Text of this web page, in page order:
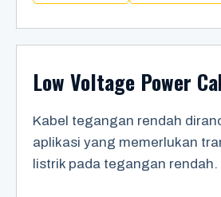
Low Voltage Power
Kabel tegangan rendah
aplikasi yang memerlukan
listrik pada tegangan rendah.